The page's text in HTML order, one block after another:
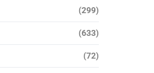
(299)
(633)
(72)